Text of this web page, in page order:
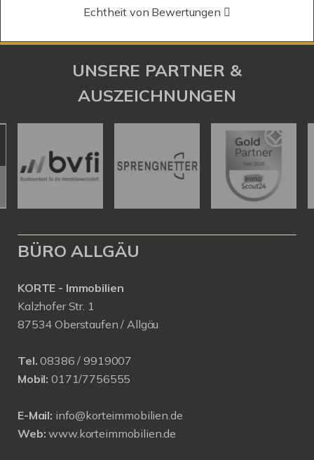
Echtheit von Bewertungen
UNSERE PARTNER &
AUSZEICHNUNGEN
BÜRO ALLGÄU
KORTE - Immobilien
Kalzhofer Str. 1
87534 Oberstaufen / Allgäu
Tel. 08386 / 9919007
Mobil: 0171/7756555
E-Mail: info@korteimmobilien.de
Web: www.korteimmobilien.de